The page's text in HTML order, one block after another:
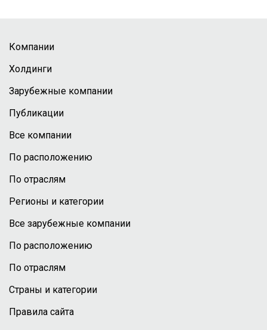
Компании
Холдинги
Зарубежные компании
Публикации
Все компании
По расположению
По отраслям
Регионы и категории
Все зарубежные компании
По расположению
По отраслям
Страны и категории
Правила сайта